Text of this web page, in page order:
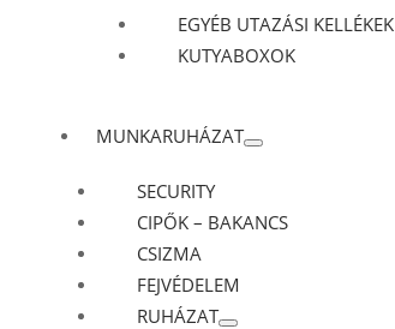
EGYÉB UTAZÁSI KELLÉKEK
KUTYABOXOK
MUNKARUHÁZAT
SECURITY
CIPŐK – BAKANCS
CSIZMA
FEJVÉDELEM
RUHÁZAT